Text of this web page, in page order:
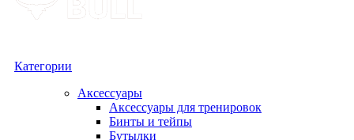
Категории
Аксессуары
Аксессуары для тренировок
Бинты и тейпы
Бутылки